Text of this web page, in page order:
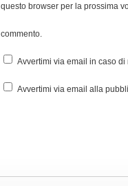
questo browser per la prossima
commento.
Avvertimi via email in caso di
Avvertimi via email alla